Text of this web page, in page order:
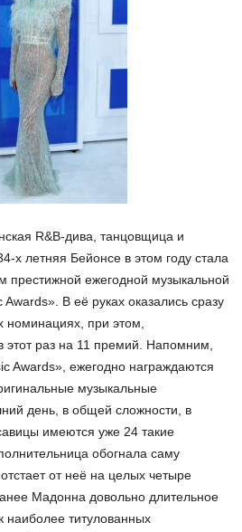
R&B-дива, танцовщица и
х летняя Бейонсе в этом году стала
ежегодной музыкальной
В её руках оказались сразу
номинациях, при этом,
раз на 11 премий. Напомним,
Awards», ежегодно награждаются
музыкальные
день, в общей сложности, в
имеются уже 24 такие
обогнала саму
от неё на целых четыре
Мадонна довольно длительное
наиболее титулованных